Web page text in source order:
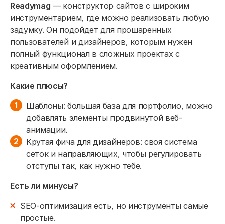
Readymag — конструктор сайтов с широким
инструментарием, где можно реализовать любую
задумку. Он подойдет для прошаренных
пользователей и дизайнеров, которым нужен
полный функционал в сложных проектах с
креативным оформлением.
Какие плюсы?
Шаблоны: большая база для портфолио, можно
добавлять элементы продвинутой веб-
анимации.
Крутая фича для дизайнеров: своя система
сеток и направляющих, чтобы регулировать
отступы так, как нужно тебе.
Есть ли минусы?
SEO-оптимизация есть, но инструменты самые
простые.